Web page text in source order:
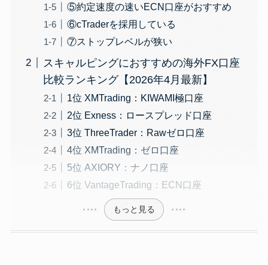
⑤約定速度の速いECN口座がおすすめ
⑥cTraderを採用している
⑦ストップレベルが狭い
スキャルピングにおすすめの海外FX口座
比較ランキング【2026年4月最新】
1位 XMTrading：KIWAMI極口座
2位 Exness：ロースプレッド口座
3位 ThreeTrader：Rawゼロ口座
4位 XMTrading：ゼロ口座
5位 AXIORY：ナノ口座
6位 VantageTrading：ECN口座
もっと見る